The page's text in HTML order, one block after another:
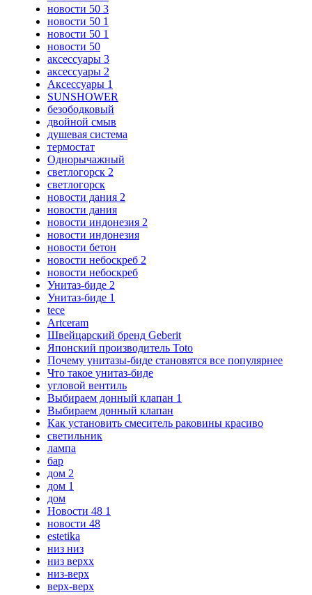
новости 50 3
новости 50 1
новости 50 1
новости 50
аксессуары 3
аксессуары 2
Аксессуары 1
SUNSHOWER
безободковый
двойной смыв
душевая система
термостат
Однорычажный
светлогорск 2
светлогорск
новости дания 2
новости дания
новости индонезия 2
новости индонезия
новости бетон
новости небоскреб 2
новости небоскреб
Унитаз-биде 2
Унитаз-биде 1
tece
Artceram
Швейцарский бренд Geberit
Японский производитель Toto
Почему унитазы-биде становятся все популярнее
Что такое унитаз-биде
угловой вентиль
Выбираем донный клапан 1
Выбираем донный клапан
Как установить смеситель раковины красиво
светильник
лампа
бар
дом 2
дом 1
дом
Новости 48 1
новости 48
estetika
низ низ
низ верхх
низ-верх
верх-верх